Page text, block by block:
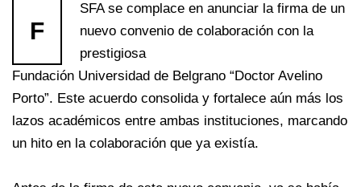
F
SFA se complace en anunciar la firma de un
nuevo convenio de colaboración con la
prestigiosa
Fundación Universidad de Belgrano “Doctor Avelino
Porto”. Este acuerdo consolida y fortalece aún más los
lazos académicos entre ambas instituciones, marcando
un hito en la colaboración que ya existía.